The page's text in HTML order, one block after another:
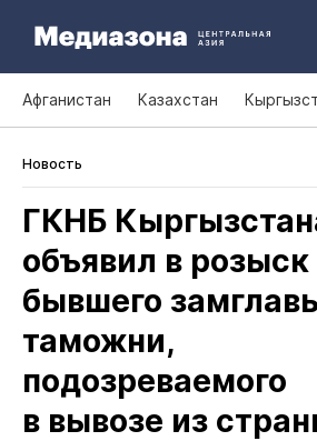
Афганистан Казахстан
Новость
ГКНБ
объявил в розыск
бывшего
таможни,
подозреваемого
в вывозе из